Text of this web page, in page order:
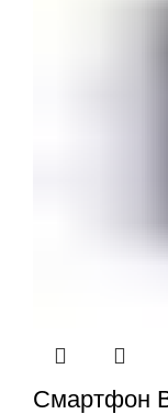
Смартфон